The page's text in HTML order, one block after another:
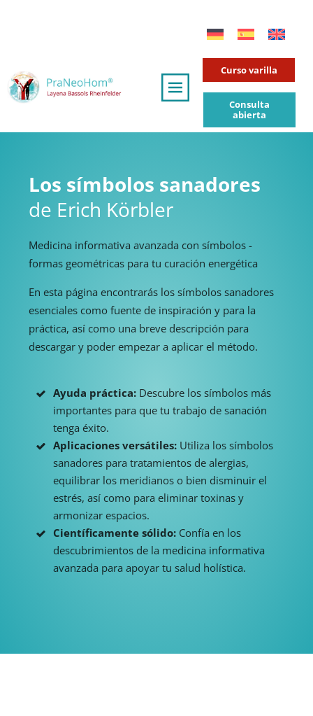
Curso varilla
Consulta
abierta
Los símbolos sanadores
de Erich Körbler
Medicina informativa avanzada con símbolos -
formas geométricas para tu curación energética
En esta página encontrarás los símbolos sanadores
esenciales como fuente de inspiración y para la
práctica, así como una breve descripción para
descargar y poder empezar a aplicar el método.
Ayuda práctica: Descubre los símbolos más
importantes para que tu trabajo de sanación
tenga éxito.
Aplicaciones versátiles: Utiliza los símbolos
sanadores para tratamientos de alergias,
equilibrar los meridianos o bien disminuir el
estrés, así como para eliminar toxinas y
armonizar espacios.
Científicamente sólido: Confía en los
descubrimientos de la medicina informativa
avanzada para apoyar tu salud holística.